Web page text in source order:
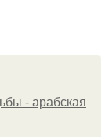
- арабская